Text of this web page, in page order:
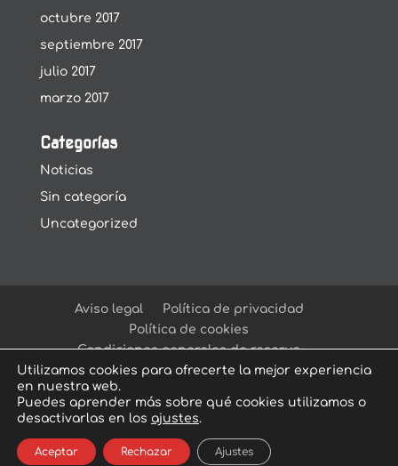
octubre 2017
septiembre 2017
julio 2017
marzo 2017
Categorías
Noticias
Sin categoría
Uncategorized
Aviso legal
Política de privacidad
Política de cookies
Condiciones generales de reserva
© Arcadia Escape Room| Escape Room en
Sevilla
Utilizamos cookies para ofrecerte la mejor experiencia
en nuestra web.
Puedes aprender más sobre qué cookies utilizamos o
desactivarlas en los ajustes.
Aceptar Rechazar Ajustes